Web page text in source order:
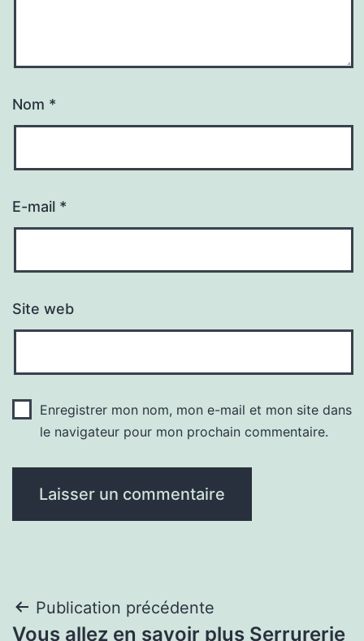
Nom *
E-mail *
Site web
Enregistrer mon nom, mon e-mail et mon site dans
le navigateur pour mon prochain commentaire.
Navigation
Publication précédente
Vous allez en savoir plus Serrurerie